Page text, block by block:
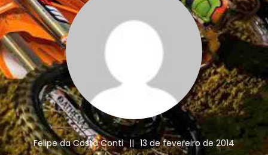
Felipe da Costa Conti || 13 de fevereiro de 2014